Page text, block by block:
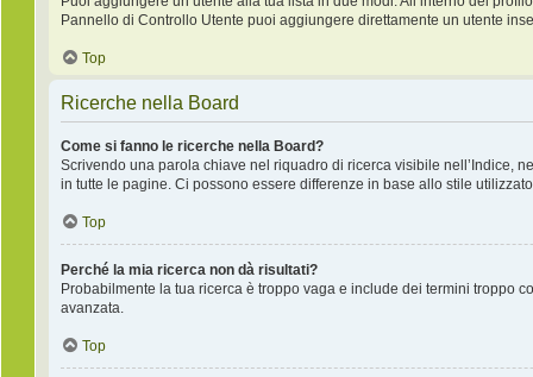
Pannello di Controllo Utente puoi aggiungere direttamente un utente
Top
Ricerche nella Board
Come si fanno le ricerche nella Board?
Scrivendo una parola chiave nel riquadro di ricerca visibile nell’Indice,
in tutte le pagine. Ci possono essere differenze in base allo stile
Top
Perché la mia ricerca non dà risultati?
Probabilmente la tua ricerca è troppo vaga e include dei termini troppo
avanzata.
Top